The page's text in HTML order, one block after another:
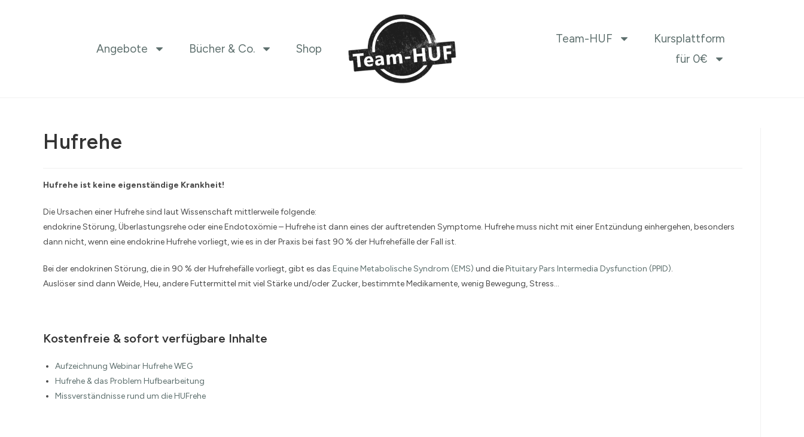
Angebote Bücher & Co. Shop
Team-HUF
Kursplattform
für 0€
Hufrehe
Hufrehe ist keine eigenständige Krankheit!
Die Ursachen einer Hufrehe sind laut Wissenschaft mittlerweile folgende:
endokrine Störung, Überlastungsrehe oder eine Endotoxömie – Hufrehe ist dann eines der auftretenden Symptome. Hufrehe muss nicht mit einer Entzündung einhergehen, besonders
dann nicht, wenn eine endokrine Hufrehe vorliegt, wie es in der Praxis bei fast 90 % der Hufrehefälle der Fall ist.
Bei der endokrinen Störung, die in 90 % der Hufrehefälle vorliegt, gibt es das Equine Metabolische Syndrom (EMS) und diePituitary Pars Intermedia Dysfunction (PPID).
Auslöser sind dann Weide, Heu, andere Futtermittel mit viel Stärke und/oder Zucker, bestimmte Medikamente, wenig Bewegung, Stress…
Kostenfreie & sofort verfügbare Inhalte
Aufzeichnung Webinar Hufrehe WEG
Hufrehe & das Problem Hufbearbeitung
Missverständnisse rund um die HUFrehe